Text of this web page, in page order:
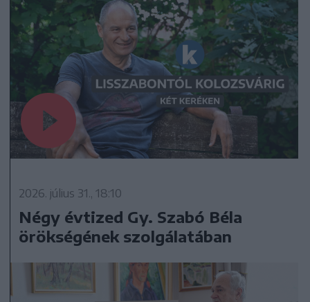
2026. július 31., 18:10
Négy évtized Gy. Szabó Béla
örökségének szolgálatában